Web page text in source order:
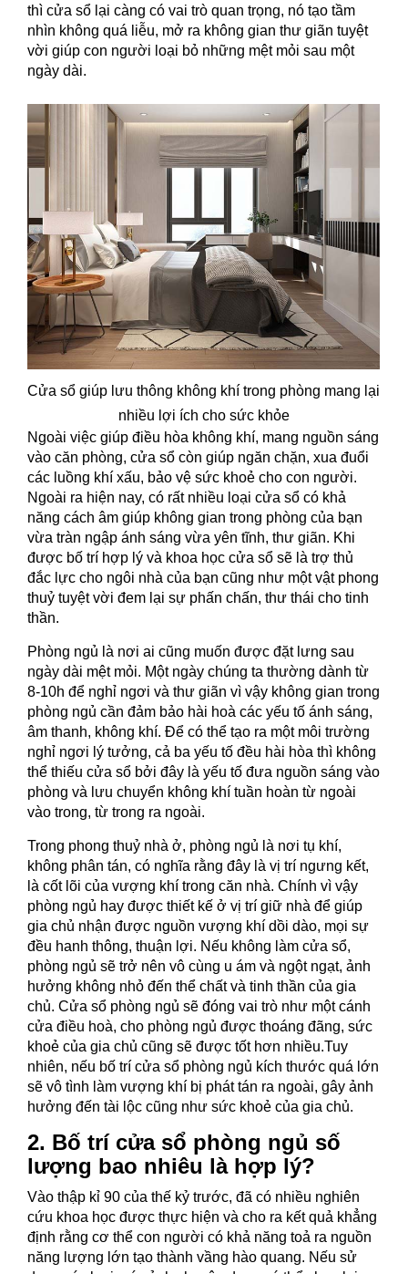
thì cửa sổ lại càng có vai trò quan trọng, nó tạo tầm
nhìn không quá liễu, mở ra không gian thư giãn tuyệt
vời giúp con người loại bỏ những mệt mỏi sau một
ngày dài.
Cửa sổ giúp lưu thông không khí trong phòng mang lại
nhiều lợi ích cho sức khỏe
Ngoài việc giúp điều hòa không khí, mang nguồn sáng
vào căn phòng, cửa sổ còn giúp ngăn chặn, xua đuổi
các luồng khí xấu, bảo vệ sức khoẻ cho con người.
Ngoài ra hiện nay, có rất nhiều loại cửa sổ có khả
năng cách âm giúp không gian trong phòng của bạn
vừa tràn ngập ánh sáng vừa yên tĩnh, thư giãn. Khi
được bố trí hợp lý và khoa học cửa sổ sẽ là trợ thủ
đắc lực cho ngôi nhà của bạn cũng như một vật phong
thuỷ tuyệt vời đem lại sự phấn chấn, thư thái cho tinh
thần.
Phòng ngủ là nơi ai cũng muốn được đặt lưng sau
ngày dài mệt mỏi. Một ngày chúng ta thường dành từ
8-10h để nghỉ ngơi và thư giãn vì vậy không gian trong
phòng ngủ cần đảm bảo hài hoà các yếu tố ánh sáng,
âm thanh, không khí. Để có thể tạo ra một môi trường
nghỉ ngơi lý tưởng, cả ba yếu tố đều hài hòa thì không
thể thiếu cửa sổ bởi đây là yếu tố đưa nguồn sáng vào
phòng và lưu chuyển không khí tuần hoàn từ ngoài
vào trong, từ trong ra ngoài.
Trong phong thuỷ nhà ở, phòng ngủ là nơi tụ khí,
không phân tán, có nghĩa rằng đây là vị trí ngưng kết,
là cốt lõi của vượng khí trong căn nhà. Chính vì vậy
phòng ngủ hay được thiết kế ở vị trí giữ nhà để giúp
gia chủ nhận được nguồn vượng khí dồi dào, mọi sự
đều hanh thông, thuận lợi. Nếu không làm cửa sổ,
phòng ngủ sẽ trở nên vô cùng u ám và ngột ngạt, ảnh
hưởng không nhỏ đến thể chất và tinh thần của gia
chủ. Cửa sổ phòng ngủ sẽ đóng vai trò như một cánh
cửa điều hoà, cho phòng ngủ được thoáng đãng, sức
khoẻ của gia chủ cũng sẽ được tốt hơn nhiều.Tuy
nhiên, nếu bố trí cửa sổ phòng ngủ kích thước quá lớn
sẽ vô tình làm vượng khí bị phát tán ra ngoài, gây ảnh
hưởng đến tài lộc cũng như sức khoẻ của gia chủ.
2. Bố trí cửa sổ phòng ngủ số
lượng bao nhiêu là hợp lý?
Vào thập kỉ 90 của thế kỷ trước, đã có nhiều nghiên
cứu khoa học được thực hiện và cho ra kết quả khẳng
định rằng cơ thể con người có khả năng toả ra nguồn
năng lượng lớn tạo thành vầng hào quang. Nếu sử